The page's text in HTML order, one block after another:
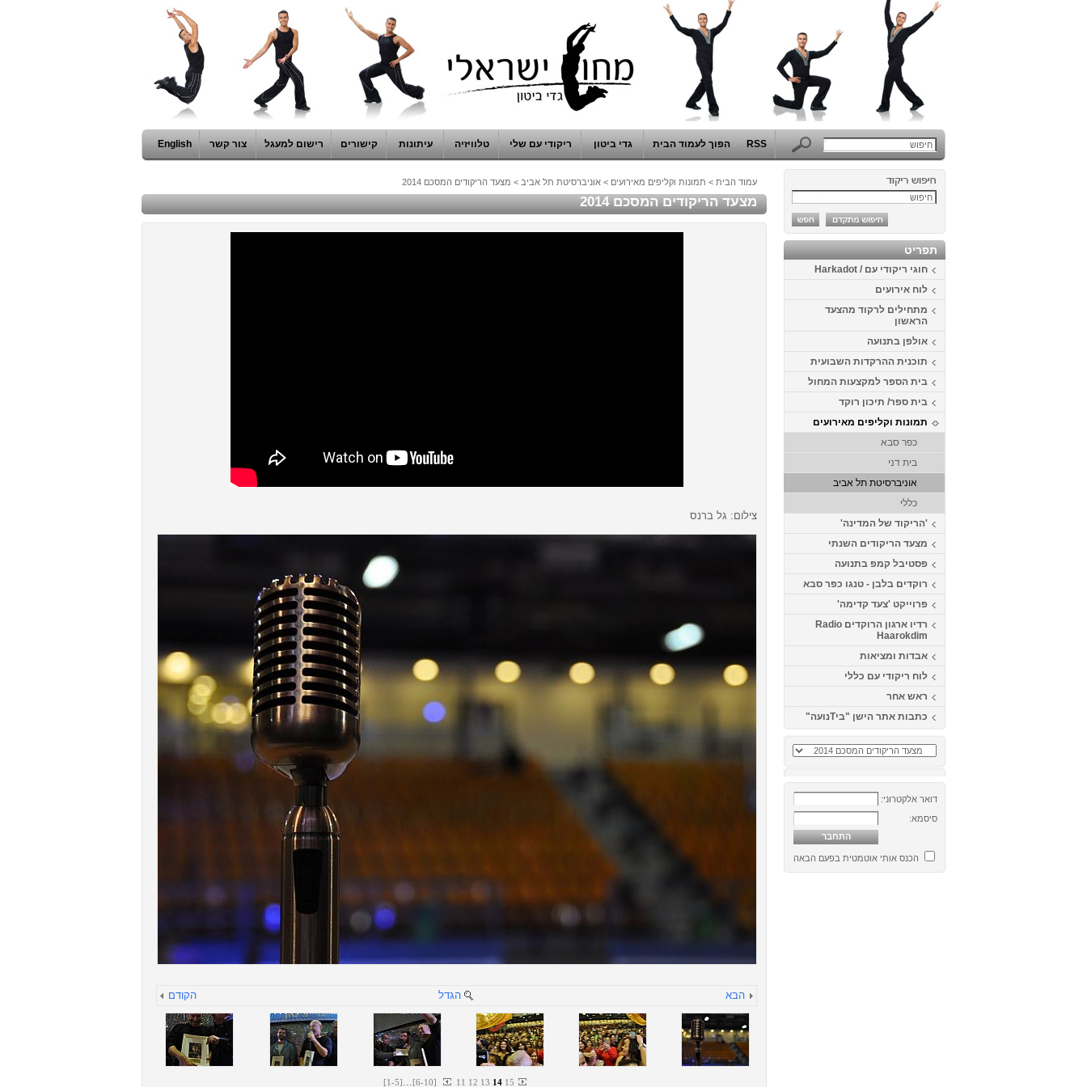
RSS הפוך לעמוד הבית גדי ביטון ריקודי עם שלי טלוויזיה עיתונות קישורים רישום למעגל צור קשר English
תפריט
חוגי ריקודי עם / Harkadot
לוח אירועים
מתחילים לרקוד מהצעד
הראשון
אולפן בתנועה
תוכנית ההרקדות השבועית
בית הספר למקצעות המחול
בית ספר/ תיכון רוקד
תמונות וקליפים מאירועים
כפר סבא
בית דני
אוניברסיטת תל אביב
כללי
'הריקוד של המדינה'
מצעד הריקודים השנתי
פסטיבל קמפ בתנועה
רוקדים בלבן - טנגו כפר סבא
פרוייקט 'צעד קדימה'
רדיו ארגון הרוקדים Radio
Haarokdim
אבדות ומציאות
לוח ריקודי עם כללי
ראש אחר
כתבות אתר הישן "ביTנועה"
דואר אלקטרוני:
סיסמא:
הכנס אותי אוטמטית בפעם הבאה
עמוד הבית > תמונות וקליפים מאירועים > אוניברסיטת תל אביב > מצעד הריקודים המסכם 2014
מצעד הריקודים המסכם 2014
צילום: גל ברנס
הקודם הגדל הבא
[1-5]...[6-10] 11 12 13 14 15